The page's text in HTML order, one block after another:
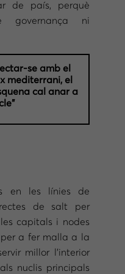
de país, perquè
governança ni
se amb el
mediterrani, el
cal anar a
en les línies de
de salt per
capitals i nodes
a fer malla a la
millor l’interior
nuclis principals